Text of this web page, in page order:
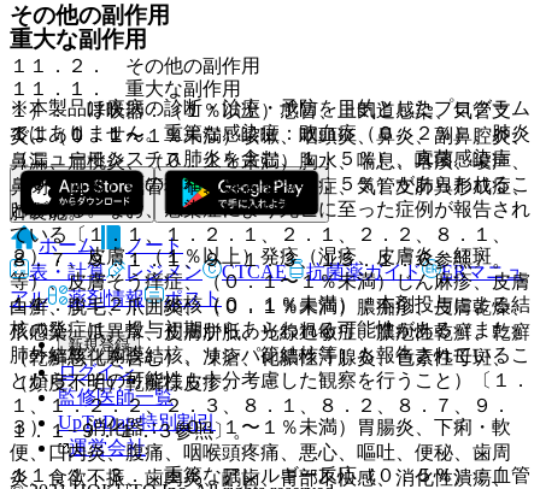
その他の副作用
１１．２． その他の副作用
１）． 呼吸器：（１％以上）感冒、上気道感染、気管支
炎、（０．１〜１％未満）咳嗽、咽頭炎、鼻炎、副鼻腔炎、
鼻漏、扁桃炎、（０．１％未満）胸水、喘息、喀痰、嗄声、
鼻閉、血痰、気管狭窄、気管支拡張症、気管支肺異形成症、
肺嚢胞。
２）． 皮膚：（１％以上）発疹（湿疹、皮膚炎、紅斑
等）、皮膚そう痒症、（０．１〜１％未満）じん麻疹、皮膚
白癬、脱毛、爪囲炎、（０．１％未満）膿痂疹、皮膚乾燥、
爪感染、爪異常、皮膚胼胝、光線過敏症、膿疱性乾癬、乾癬
（乾癬悪化を含む）、凍瘡、化膿性汗腺炎、色素性母斑、
（頻度不明）乾癬様皮疹。
３）． 消化器：（０．１〜１％未満）胃腸炎、下痢・軟
便、口内炎、腹痛、咽喉頭疼痛、悪心、嘔吐、便秘、歯周
炎、食欲不振、歯肉炎、齲歯、胃部不快感、消化性潰瘍、
重大な副作用
１１．１． 重大な副作用
１１．１．１． 重篤な感染症：敗血症（０．２％）、肺炎
（ニューモシスチス肺炎を含む、１．５％）、真菌感染症
（０．２％）等の日和見感染症（２．５％）があらわれるこ
とがある。なお、感染症により死亡に至った症例が報告され
ている〔１．１、１．２．１、２．１、２．２、８．１、
８．７、９．１．１、９．１．３、１５．１．６参照〕。
１１．１．２． 結核（０．１％未満）：本剤投与による結
核の発症は、投与初期からあらわれる可能性がある（また、
肺外結核（胸膜結核、リンパ節結核等）も報告されているこ
とから、その可能性も十分考慮した観察を行うこと）〔１．
１、１．２．２、２．３、８．１、８．２、８．７、９．
１．１−９．１．３参照〕。
１１．１．３． 重篤なアレルギー反応（０．５％）：血管
※本製品は疾病の診断・治療・予防を目的としたプログラム
ではありません。
ホーム
ノート
表・計算
レジメン CTCAE 抗菌薬ガイド
ERマニュ
アル
薬剤情報 ポスト
新規登録
ログイン
監修医師一覧
UpToDate特別割引
運営会社